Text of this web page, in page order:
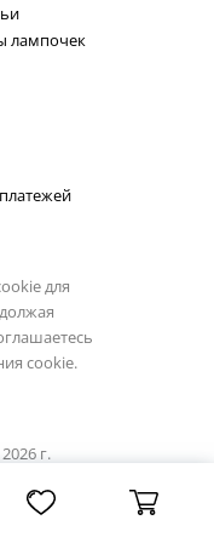
лампочек
для
cookie.
г.